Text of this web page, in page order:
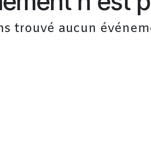
trouvé aucun